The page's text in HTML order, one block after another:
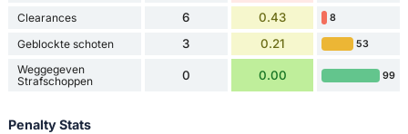
Clearances 6 0.43 8
Geblockte schoten 3 0.21 53
Weggegeven
Strafschoppen
0 0.00 99
Penalty Stats